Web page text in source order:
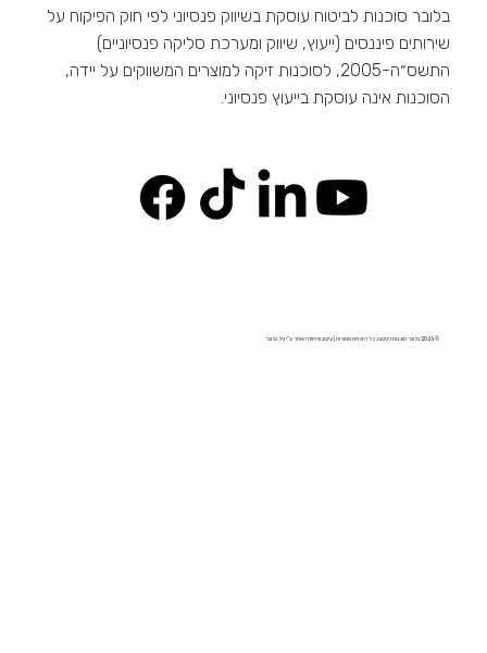
בלובר סוכנות לביטוח עוסקת בשיווק פנסיוני לפי חוק הפיקוח על
שירותים פיננסים (ייעוץ, שיווק ומערכת סליקה פנסיוניים)
התשס״ה-2005, לסוכנות זיקה למוצרים המשווקים על יידה,
הסוכנות אינה עוסקת בייעוץ פנסיוני.
© 2026 בלובר סוכנות לביטוח. כל הזכויות שמורות | עיצוב ופיתוח האתר ע"י גיל בלובר